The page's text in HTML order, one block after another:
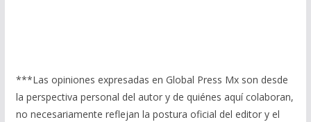
***Las opiniones expresadas en Global Press Mx son desde
la perspectiva personal del autor y de quiénes aquí colaboran,
no necesariamente reflejan la postura oficial del editor y el